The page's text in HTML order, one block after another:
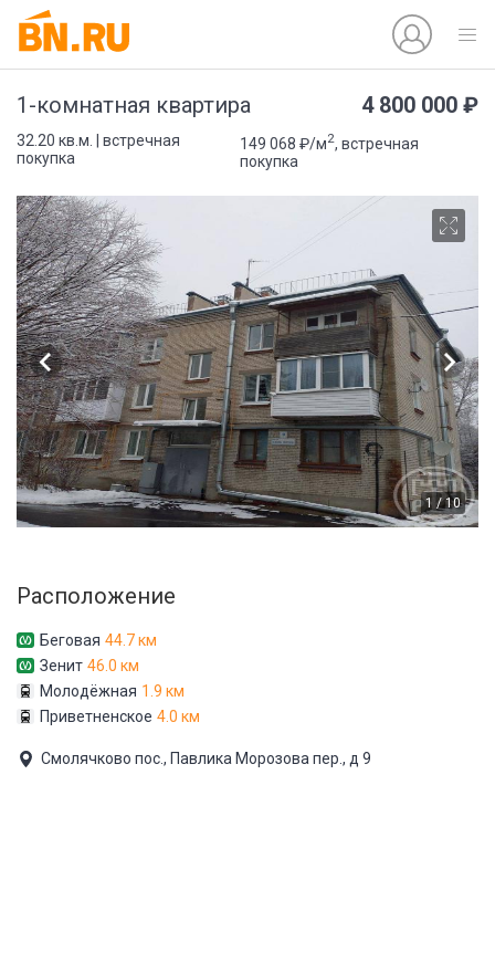
1-комнатная квартира 4 800 000 ₽
32.20 кв.м. | встречная
покупка
149 068 ₽/м2, встречная
покупка
1 / 10
Расположение
Беговая 44.7 км
Зенит 46.0 км
Молодёжная 1.9 км
Приветненское 4.0 км
Смолячково пос., Павлика Морозова пер., д 9